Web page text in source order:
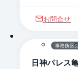
お問合せ
事務所区
日神パレス